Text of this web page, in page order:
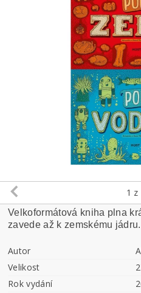
1 z
Velkoformátová kniha plna
zavede až k zemskému jádru.
Autor
Velikost
Rok vydání